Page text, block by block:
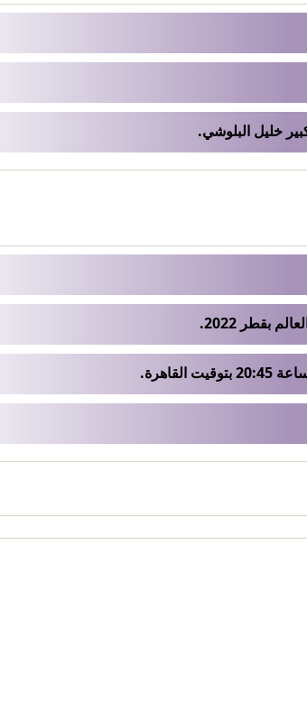
خليل البلوشي.
بقطر 2022.